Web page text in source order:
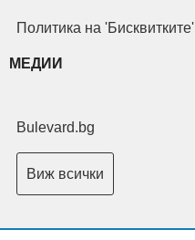
Политика на 'Бисквитките'
МЕДИИ
Bulevard.bg
Виж всички